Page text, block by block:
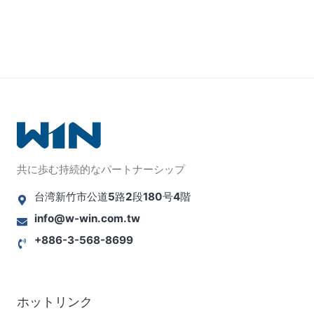
共に歩む持続的なパートナーシップ
台湾新竹市公道5路2段180号4階
info@w-win.com.tw
+886-3-568-8699
ホットリンク